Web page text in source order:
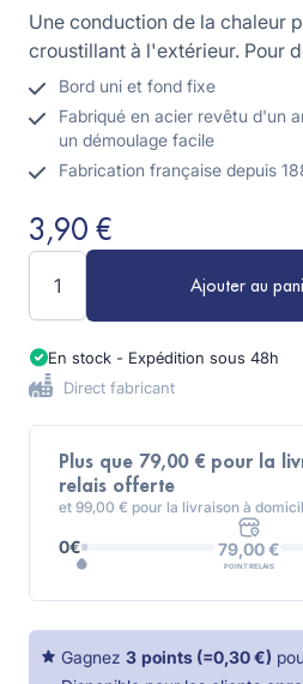
Une conduction de la chaleur
croustillant à l'extérieur. Pour
salées !
Bord uni et fond fixe
Fabriqué en acier revêtu d'un
un démoulage facile
Fabrication française depuis
3,90 €
Ajouter au
En stock - Expédition sous 48h
Direct fabricant
Plus que 79,00 € pour la
relais offerte
et 99,00 € pour la livraison à
0€ 79,00 €
POINT RELAIS
Gagnez 3 points (=0,30 €)